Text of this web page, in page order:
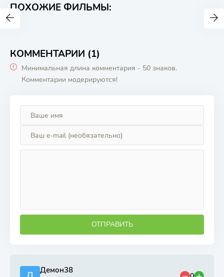
ПОХОЖИЕ ФИЛЬМЫ:
КОММЕНТАРИИ (1)
Минимальная длина комментария - 50 знаков.
Комментарии модерируются!
ОТПРАВИТЬ
Демон38